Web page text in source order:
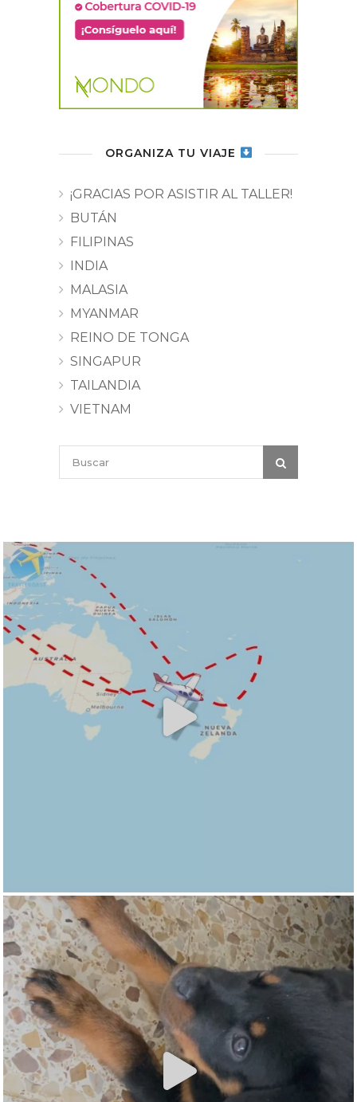
ORGANIZA TU VIAJE
¡GRACIAS POR ASISTIR AL TALLER!
BUTÁN
FILIPINAS
INDIA
MALASIA
MYANMAR
REINO DE TONGA
SINGAPUR
TAILANDIA
VIETNAM